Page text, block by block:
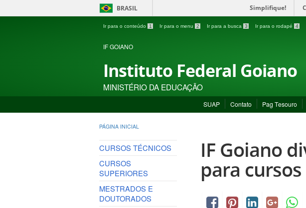
BRASIL Simplifique!
Ir para o conteúdo 1 Ir para o menu 2 Ir para a busca 3 Ir para o rodapé 4
IF GOIANO
Instituto Federal Goiano
MINISTÉRIO DA EDUCAÇÃO
SUAP Contato Pag Tesouro
PÁGINA INICIAL
CURSOS TÉCNICOS
CURSOS
SUPERIORES
MESTRADOS E
DOUTORADOS
IF Goiano
para